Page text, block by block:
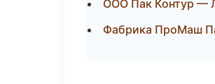
ООО Пак Контур —
Фабрика ПроМаш